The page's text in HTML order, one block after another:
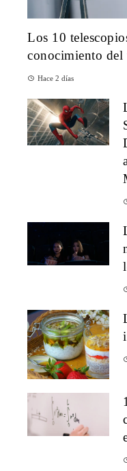
Los 10
conocimiento del
Hace 2 días